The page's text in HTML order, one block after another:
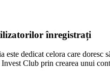
înregistrați
dedicat celora care doresc
Invest Club prin crearea unui